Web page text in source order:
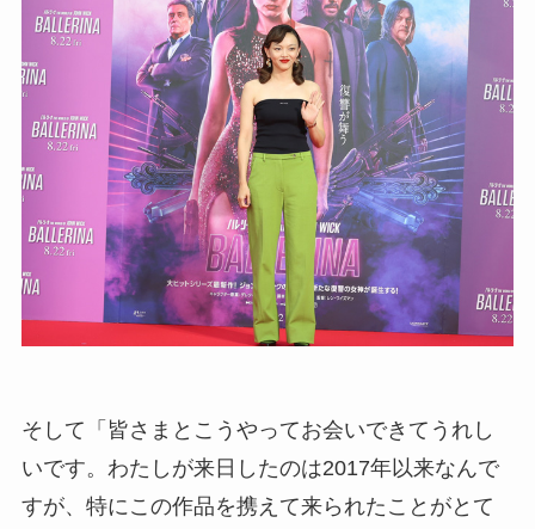
そして「皆さまとこうやってお会いできてうれし
いです。わたしが来日したのは2017年以来なんで
すが、特にこの作品を携えて来られたことがとて